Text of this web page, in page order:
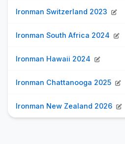
Ironman Switzerland 2023
Ironman South Africa 2024
Ironman Hawaii 2024
Ironman Chattanooga 2025
Ironman New Zealand 2026